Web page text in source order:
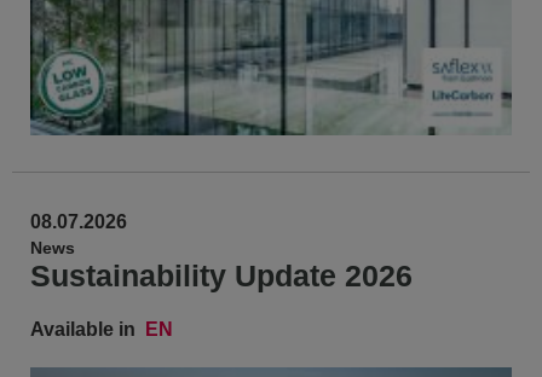
08.07.2026
News
Sustainability Update 2026
Available in EN